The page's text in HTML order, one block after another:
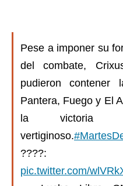
Pese a imponer su
del combate,
pudieron contener
Pantera, Fuego y El
la victoria
vertiginoso.
pic.twitter.com/